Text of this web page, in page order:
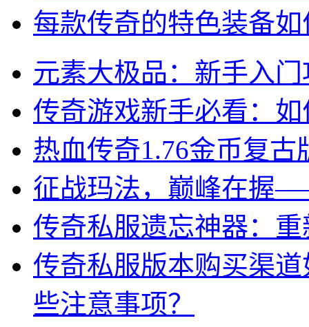
每款传奇的特色装备
元素大极品：新手入
传奇游戏新手必看：
热血传奇1.76金币复
征战玛法，巅峰在握
传奇私服遗忘神器：
传奇私服版本购买渠
些注意事项？